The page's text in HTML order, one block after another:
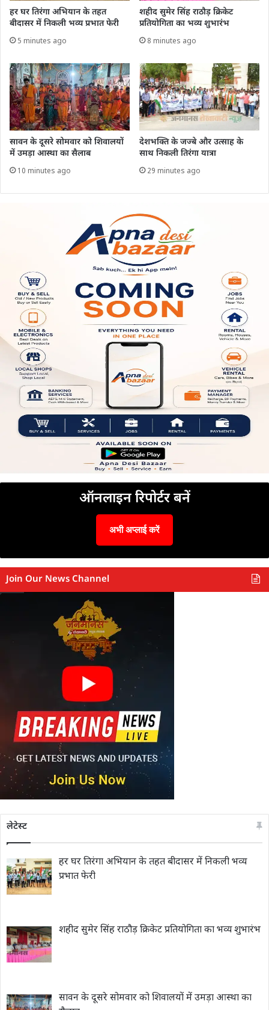
हर घर तिरंगा अभियान के तहत
बीदासर में निकली भव्य प्रभात फेरी
5 minutes ago
शहीद सुमेर सिंह राठौड़ क्रिकेट
प्रतियोगिता का भव्य शुभारंभ
8 minutes ago
सावन के दूसरे सोमवार को शिवालयों
में उमड़ा आस्था का सैलाब
10 minutes ago
देशभक्ति के जज्बे और उत्साह के
साथ निकली तिरंगा यात्रा
29 minutes ago
ऑनलाइन रिपोर्टर बनें
अभी अप्लाई करें
Join Our News Channel
लेटेस्ट
हर घर तिरंगा अभियान के तहत बीदासर में निकली भव्य
प्रभात फेरी
शहीद सुमेर सिंह राठौड़ क्रिकेट प्रतियोगिता का भव्य शुभारंभ
सावन के दूसरे सोमवार को शिवालयों में उमड़ा आस्था का